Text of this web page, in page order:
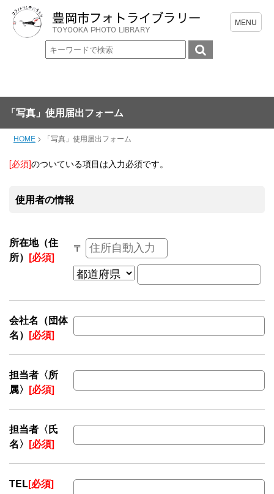
「写真」使用届出フォーム
HOME > 「写真」使用届出フォーム
[必須]のついている項目は入力必須です。
使用者の情報
所在地（住
所） [必須]
〒
会社名（団体
名） [必須]
担当者〈所
属〉 [必須]
担当者〈氏
名〉 [必須]
TEL[必須]